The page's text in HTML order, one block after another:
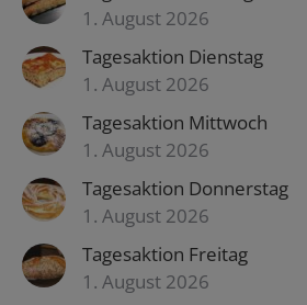
1. August 2026
Tagesaktion Dienstag
1. August 2026
Tagesaktion Mittwoch
1. August 2026
Tagesaktion Donnerstag
1. August 2026
Tagesaktion Freitag
1. August 2026